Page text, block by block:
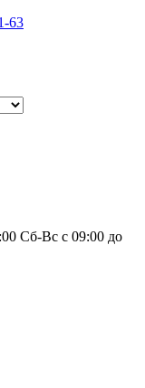
63
Сб-Вс с 09:00 до